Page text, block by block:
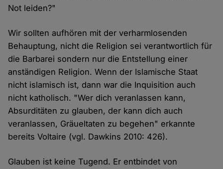
Not leiden?"
Wir sollten aufhören mit der verharmlosenden
Behauptung, nicht die Religion sei verantwortlich für
die Barbarei sondern nur die Entstellung einer
anständigen Religion. Wenn der Islamische Staat
nicht islamisch ist, dann war die Inquisition auch
nicht katholisch. "Wer dich veranlassen kann,
Absurditäten zu glauben, der kann dich auch
veranlassen, Gräueltaten zu begehen" erkannte
bereits Voltaire (vgl. Dawkins 2010: 426).
Glauben ist keine Tugend. Er entbindet von